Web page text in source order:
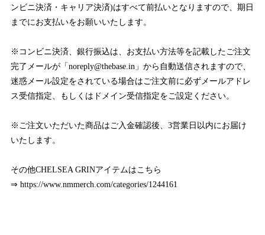
ンビニ決済・キャリア決済)はすべて前払いとなりますので、期日
までにお支払いをお願いいたします。
※コンビニ決済、銀行振込は、お支払い方法等を記載したご注文
完了メールが「noreply@thebase.in 」から自動送信されますので、
迷惑メール設定をされている場合はご注文前に必ずメールアドレ
ス受信指定、もしくはドメイン受信指定をご設定ください。
※ご注文いただいた商品はご入金確認後、3営業日以内にお届け
いたします。
その他CHELSEA GRINアイテムはこちら
⇒ https://www.nmmerch.com/categories/1244161